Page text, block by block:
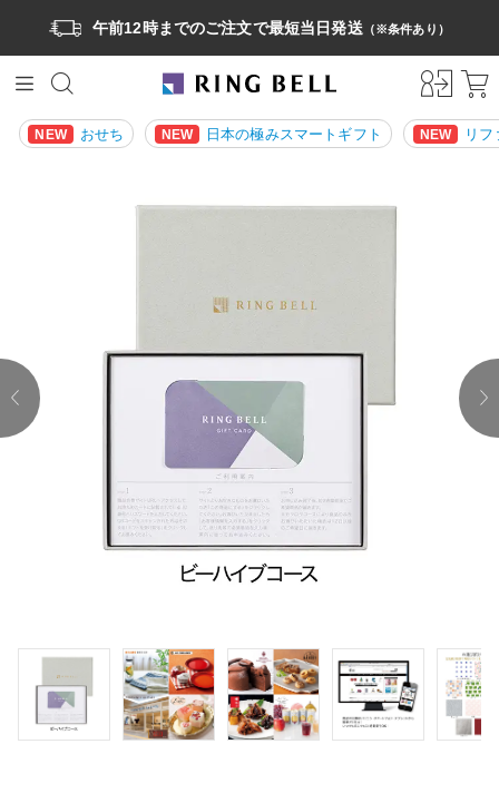
午前12時までのご注文で最短当日発送（※条件あり）
NEW おせち NEW 日本の極みスマートギフト NEW リ
prev